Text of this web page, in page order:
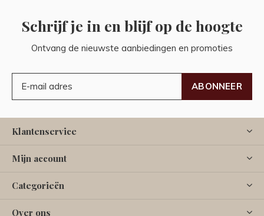
Schrijf je in en blijf op de hoogte
Ontvang de nieuwste aanbiedingen en promoties
ABONNEER
Klantenservice
Mijn account
Categorieën
Over ons